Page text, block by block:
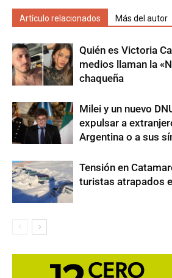
Artículo relacionados Más del autor
Quién es Victoria
medios llaman la
chaqueña
Milei y un nuevo
expulsar a
Argentina o a sus
Tensión en
turistas atrapados